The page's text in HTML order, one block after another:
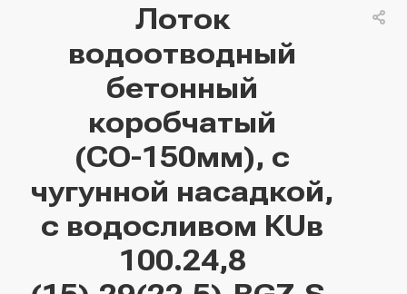
Лоток
водоотводный
бетонный
коробчатый
(СО-150мм), с
чугунной насадкой,
с водосливом КUв
100.24,8